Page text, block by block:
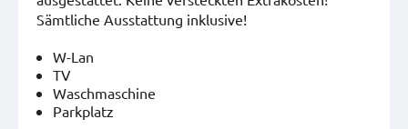
Sämtliche Ausstattung inklusive!
W-Lan
TV
Waschmaschine
Parkplatz